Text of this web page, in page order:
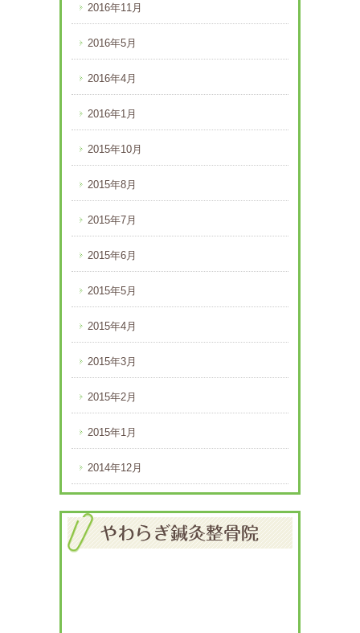
2016年11月
2016年5月
2016年4月
2016年1月
2015年10月
2015年8月
2015年7月
2015年6月
2015年5月
2015年4月
2015年3月
2015年2月
2015年1月
2014年12月